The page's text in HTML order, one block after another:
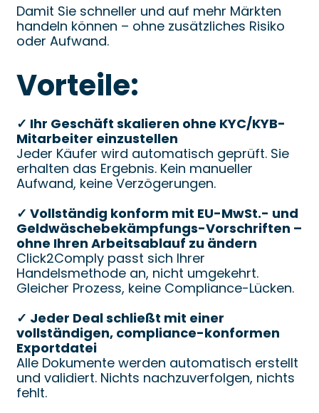
Damit Sie schneller und auf mehr Märkten
handeln können – ohne zusätzliches Risiko
oder Aufwand.
Vorteile:
✓ Ihr Geschäft skalieren ohne KYC/KYB-
Mitarbeiter einzustellen
Jeder Käufer wird automatisch geprüft. Sie
erhalten das Ergebnis. Kein manueller
Aufwand, keine Verzögerungen.
✓ Vollständig konform mit EU-MwSt.- und
Geldwäschebekämpfungs-Vorschriften –
ohne Ihren Arbeitsablauf zu ändern
Click2Comply passt sich Ihrer
Handelsmethode an, nicht umgekehrt.
Gleicher Prozess, keine Compliance-Lücken.
✓ Jeder Deal schließt mit einer
vollständigen, compliance-konformen
Exportdatei
Alle Dokumente werden automatisch erstellt
und validiert. Nichts nachzuverfolgen, nichts
fehlt.